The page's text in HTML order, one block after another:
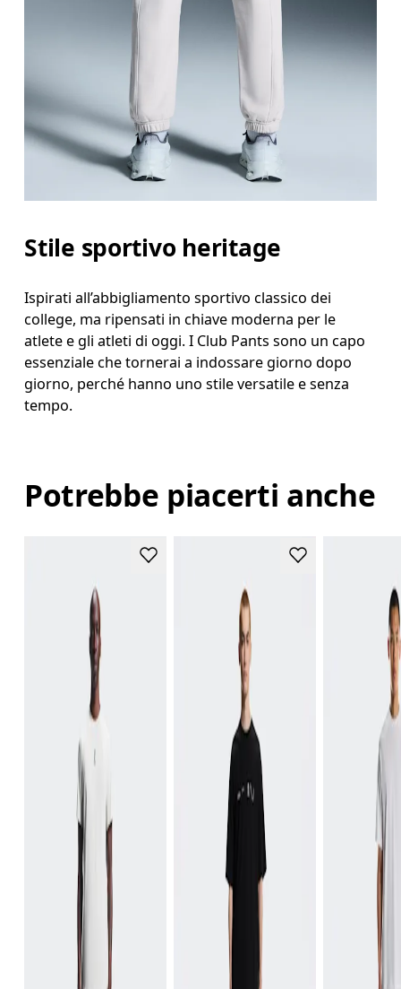
Stile sportivo heritage
Ispirati all’abbigliamento sportivo classico dei
college, ma ripensati in chiave moderna per le
atlete e gli atleti di oggi. I Club Pants sono un capo
essenziale che tornerai a indossare giorno dopo
giorno, perché hanno uno stile versatile e senza
tempo.
Potrebbe piacerti anche